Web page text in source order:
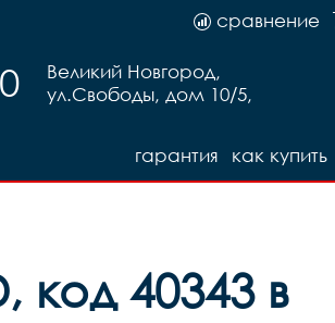
сравнение
Великий Новгород,
ул.Свободы, дом 10/5,
как купить
гарантия
код 40343 в